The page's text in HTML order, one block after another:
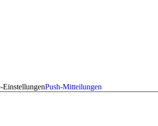
EinstellungenPush-Mitteilungen